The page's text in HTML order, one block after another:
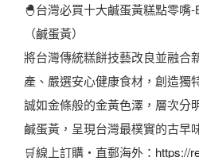
🐣台灣必買十大鹹蛋黃糕點零嘴
（鹹蛋黃）
將台灣傳統糕餅技藝改良並融合
產、嚴選安心健康食材，創造獨
誠如金條般的金黃色澤，層次分
鹹蛋黃，呈現台灣最樸實的古早
🛒線上訂購・直郵海外： https://